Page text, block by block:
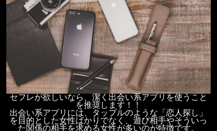
セフレが欲しいなら、潔く出会い系アプリを使うこと
を推奨します！！
出会い系アプリには、タップルのような「恋人探し」
を目的とした女性ばかりでなく、遊び相手やそういっ
た関係の相手を求める女性が多いのが特徴です。